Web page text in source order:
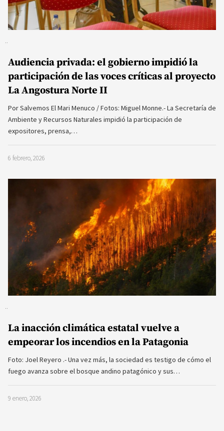
Audiencia privada: el gobierno impidió la
participación de las voces críticas al proyecto
La Angostura Norte II
Por Salvemos El Mari Menuco / Fotos: Miguel Monne.- La Secretaría de
Ambiente y Recursos Naturales impidió la participación de
expositores, prensa,…
6 febrero, 2026
La inacción climática estatal vuelve a
empeorar los incendios en la Patagonia
Foto: Joel Reyero .- Una vez más, la sociedad es testigo de cómo el
fuego avanza sobre el bosque andino patagónico y sus…
9 enero, 2026